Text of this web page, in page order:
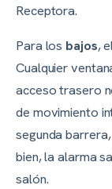
Receptora.
Para los bajos,
Cualquier
acceso trasero
de movimiento
segunda
bien, la alarma
salón.